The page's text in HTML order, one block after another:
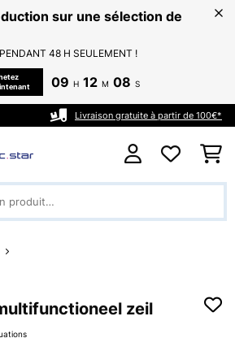
sur une sélection de
48 H SEULEMENT !
09 H 12 M 08 S
Livraison gratuite à partir de 100€*
zeil